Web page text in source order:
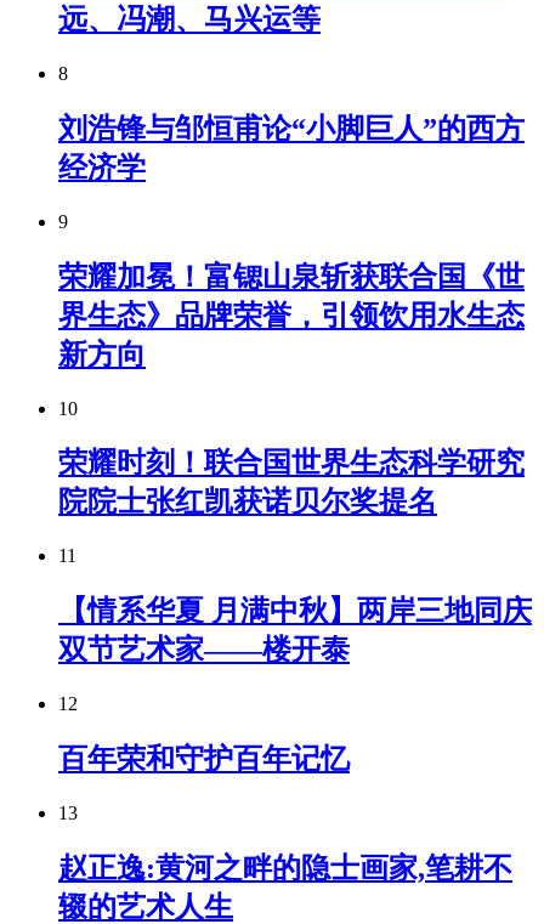
远、冯潮、马兴运等
8
刘浩锋与邹恒甫论“小脚巨人”的西方
经济学
9
荣耀加冕！富锶山泉斩获联合国《世
界生态》品牌荣誉，引领饮用水生态
新方向
10
荣耀时刻！联合国世界生态科学研究
院院士张红凯获诺贝尔奖提名
11
【情系华夏 月满中秋】两岸三地同庆
双节艺术家——楼开泰
12
百年荣和守护百年记忆
13
赵正逸:黄河之畔的隐士画家,笔耕不
辍的艺术人生